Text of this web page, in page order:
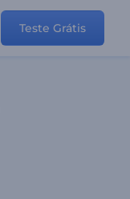
Teste Grátis